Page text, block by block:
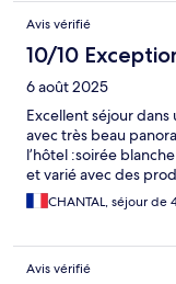
Avis vérifié
10/10
6 août 2025
Excellent séjour
avec très beau
l’hôtel :soirée
et varié avec des
CHANTAL, séjour de
Avis vérifié